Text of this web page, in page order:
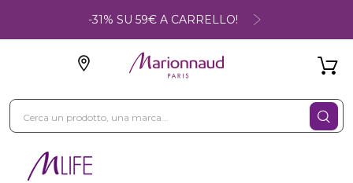
-31% SU 59€ A CARRELLO!